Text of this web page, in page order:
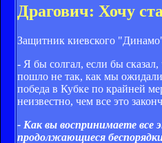
Драгович: Хочу
Защитник киевского
- Я бы солгал, если бы
пошло не так, как мы
победа в Кубке по крайней
неизвестно, чем все это
- Как вы воспринимаете
продолжающиеся